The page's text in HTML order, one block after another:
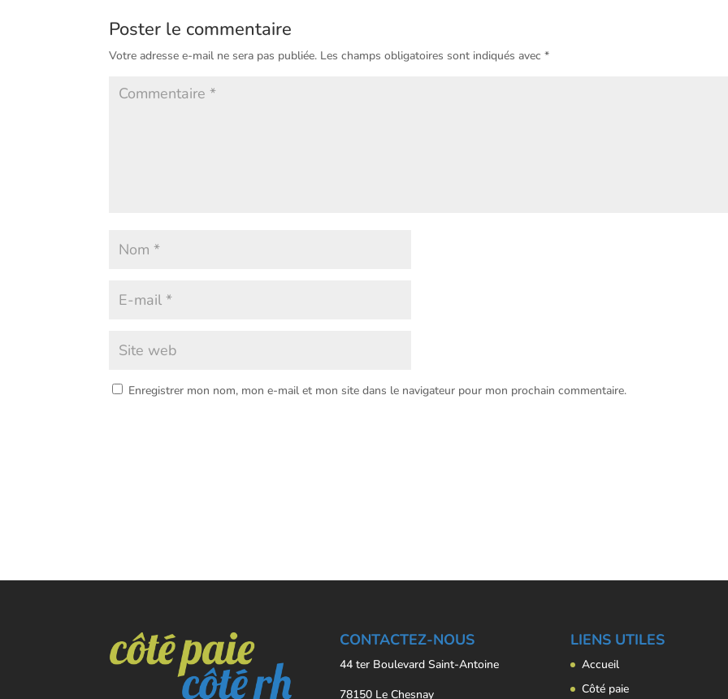
Poster le commentaire
Votre adresse e-mail ne sera pas publiée. Les champs obligatoires sont indiqués avec*
Enregistrer mon nom, mon e-mail et mon site dans le navigateur pour mon prochain commentaire.
CONTACTEZ-NOUS
44 ter Boulevard Saint-Antoine
78150 Le Chesnay
LIENS UTILES
Accueil
Côté paie